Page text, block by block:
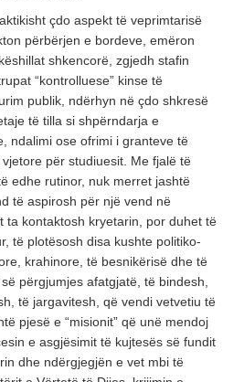
çdo aspekt të veprimtarisë
përbërjen e bordeve, emëron
shkencorë, zgjedh stafin
“kontrolluese” kinse të
publik, ndërhyn në çdo shkresë
të tilla si shpërndarja e
ndalimi ose ofrimi i granteve të
për studiuesit. Me fjalë të
edhe rutinor, nuk merret jashtë
të aspirosh për një vend në
ta kontaktosh kryetarin, por duhet të
të plotësosh disa kushte politiko-
krahinore, të besnikërisë dhe të
përgjumjes afatgjatë, të bindesh,
të jargavitesh, që vendi vetvetiu të
pjesë e “misionit” që unë mendoj
e asgjësimit të kujtesës së fundit
dhe ndërgjegjën e vet mbi të